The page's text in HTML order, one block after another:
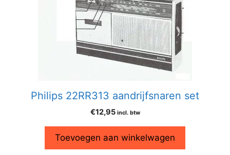
Philips 22RR313 aandrijfsnaren set
€12,95 incl. btw
Toevoegen aan winkelwagen